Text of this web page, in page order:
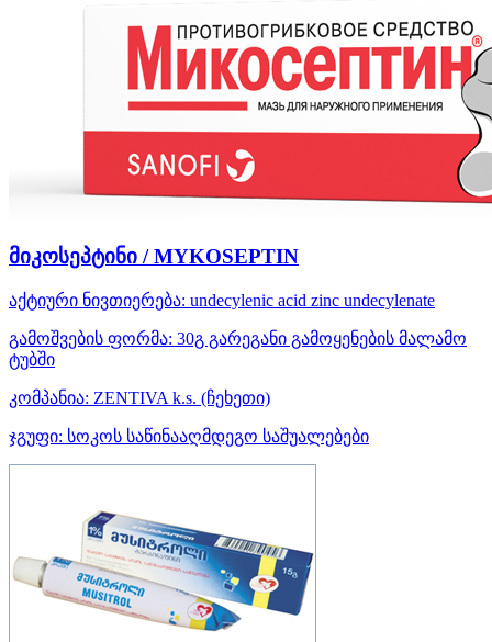
მიკოსეპტინი / MYKOSEPTIN
აქტიური ნივთიერება: undecylenic acid zinc undecylenate
გამოშვების ფორმა: 30გ გარეგანი გამოყენების მალამო
ტუბში
კომპანია: ZENTIVA k.s. (ჩეხეთი)
ჯგუფი: სოკოს საწინააღმდეგო საშუალებები